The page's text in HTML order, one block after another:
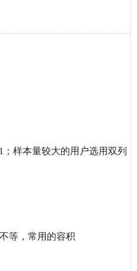
样本量较大的用户选用双列
等，常用的容积